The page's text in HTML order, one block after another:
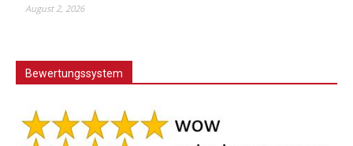
August 2, 2026
Bewertungssystem